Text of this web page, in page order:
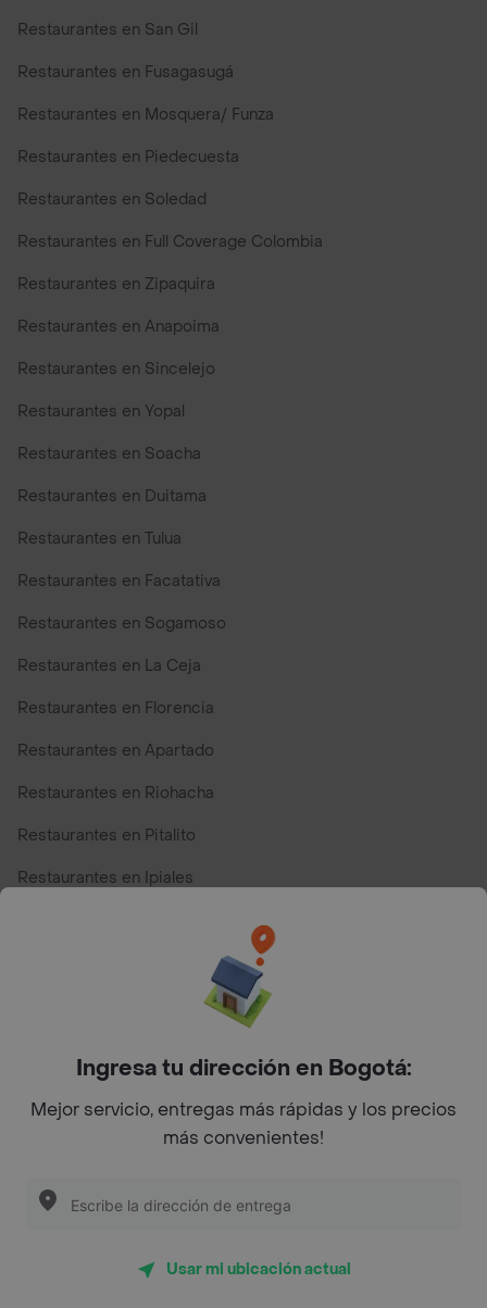
Restaurantes en San Gil
Restaurantes en Fusagasugá
Restaurantes en Mosquera/ Funza
Restaurantes en Piedecuesta
Restaurantes en Soledad
Restaurantes en Full Coverage Colombia
Restaurantes en Zipaquira
Restaurantes en Anapoima
Restaurantes en Sincelejo
Restaurantes en Yopal
Restaurantes en Soacha
Restaurantes en Duitama
Restaurantes en Tulua
Restaurantes en Facatativa
Restaurantes en Sogamoso
Restaurantes en La Ceja
Restaurantes en Florencia
Restaurantes en Apartado
Restaurantes en Riohacha
Restaurantes en Pitalito
Restaurantes en Ipiales
Top Marcas y Cadenas de Restaurantes
Encuéntranos en estos países
App Store Google play
Restaurantes cerca de mi para pedir Comida a Domicilio -
Ingresa tu dirección en Bogotá:
Mejor servicio, entregas más rápidas y los precios
más convenientes!
Usar mi ubicación actual